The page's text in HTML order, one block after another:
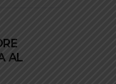
AL